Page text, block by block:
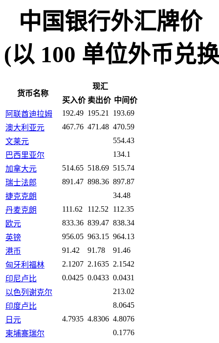
中国银行外汇牌价
(以 100 单位外币兑
货币名称
现汇
买入价 卖出价 中间价
阿联酋迪拉姆
192.49 195.21
193.69
澳大利亚元
467.76 471.48 470.59
文莱元
554.43
巴西里亚尔
134.1
加拿大元
514.65 518.69 515.74
瑞士法郎
891.47 898.36 897.87
捷克克朗
34.48
丹麦克朗
111.62 112.52
112.35
欧元
833.36 839.47 838.34
英镑
956.05 963.15 964.13
港币
91.42 91.78
91.46
匈牙利福林
2.1207 2.1635 2.1542
印尼卢比
0.0425 0.0433 0.0431
以色列谢克尔
213.02
印度卢比
8.0645
日元
4.7935 4.8306 4.8076
柬埔寨瑞尔
0.1776